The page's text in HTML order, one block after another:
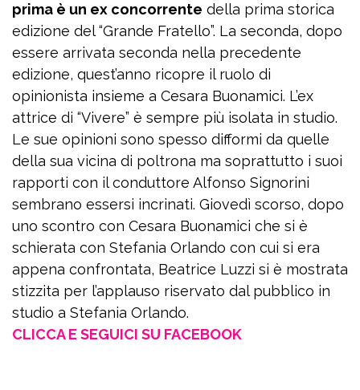
prima è un ex concorrente della prima storica
edizione del “Grande Fratello”. La seconda, dopo
essere arrivata seconda nella precedente
edizione, quest’anno ricopre il ruolo di
opinionista insieme a Cesara Buonamici. L’ex
attrice di “Vivere” è sempre più isolata in studio.
Le sue opinioni sono spesso difformi da quelle
della sua vicina di poltrona ma soprattutto i suoi
rapporti con il conduttore Alfonso Signorini
sembrano essersi incrinati. Giovedì scorso, dopo
uno scontro con Cesara Buonamici che si è
schierata con Stefania Orlando con cui si era
appena confrontata, Beatrice Luzzi si è mostrata
stizzita per l’applauso riservato dal pubblico in
studio a Stefania Orlando.
CLICCA E SEGUICI SU FACEBOOK